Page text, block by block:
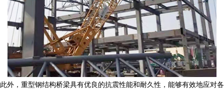
此外， 重型钢结构桥梁具有优良的抗震性能和耐久性，能够有效地应对各